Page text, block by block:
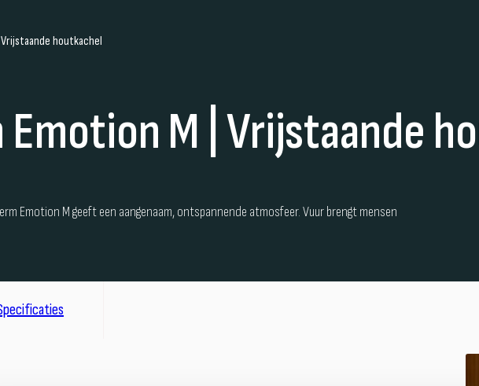
houtkachel
M | Vrijstaande
Emotion M geeft een aangenaam, ontspannende atmosfeer. Vuur brengt mensen